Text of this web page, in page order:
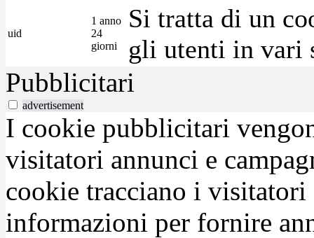
uid
1 anno
24
giorni
Si tratta di un
gli utenti in vari
Pubblicitari
advertisement
I cookie pubblicitari
visitatori annunci e
cookie tracciano i visitatori
informazioni per fornire